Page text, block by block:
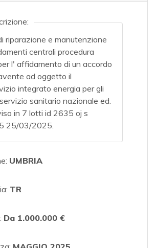
riparazione e manutenzione
centrali procedura
l' affidamento di un accordo
ad oggetto il
integrato energia per gli
sanitario nazionale ed.
in 7 lotti id 2635 oj s
25/03/2025.
UMBRIA
TR
Da 1.000.000 €